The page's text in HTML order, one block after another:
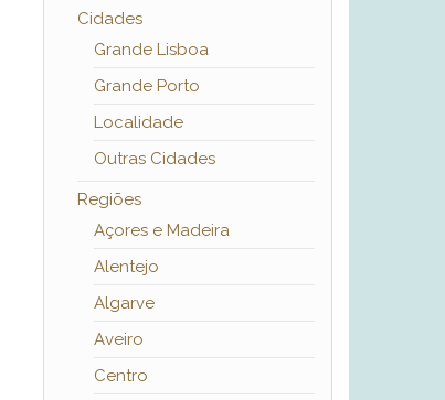
Cidades
Grande Lisboa
Grande Porto
Localidade
Outras Cidades
Regiões
Açores e Madeira
Alentejo
Algarve
Aveiro
Centro